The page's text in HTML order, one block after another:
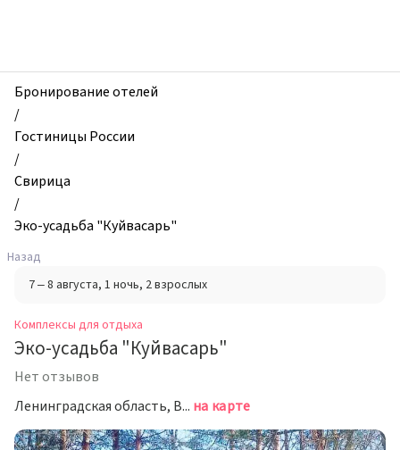
для
отдыха,
Эко-
усадьба
"Куйвасарь",
Свирица,
Россия
Бронирование отелей
/
Гостиницы России
/
Свирица
/
Эко-усадьба "Куйвасарь"
Назад
7 – 8 августа, 1 ночь, 2 взрослых
Комплексы для отдыха
Эко-усадьба "Куйвасарь"
Нет отзывов
Ленинградская область, Волховский район район, дер. Загубье, ул. урочище Куйвасарь, д. 1 на карте